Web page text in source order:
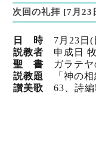
次回の礼拝 [7月23
日 時 7月23日(
説教者 申成日
聖 書 ガラテヤ
説教題
「神の相
讃美歌 63、詩編